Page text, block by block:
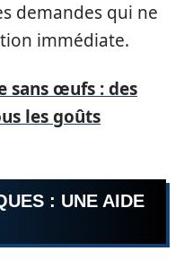
demandes qui ne
immédiate.
sans œufs : des
les goûts
: UNE AIDE